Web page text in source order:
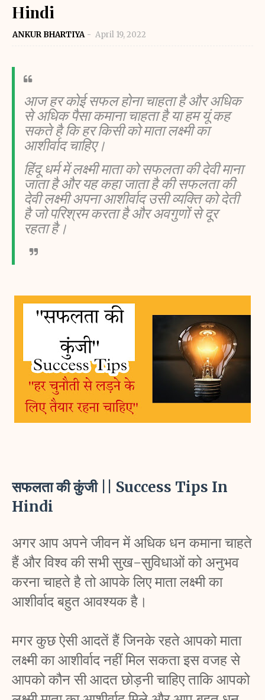
Hindi
ANKUR BHARTIYA April 19, 2022
आज हर कोई सफल होना चाहता है और अधिक
से अधिक पैसा कमाना चाहता है या हम यूं कह
सकते है कि हर किसी को माता लक्ष्मी का
आशीर्वाद चाहिए।
हिंदू धर्म में लक्ष्मी माता को सफलता की देवी माना
जाता है और यह कहा जाता है की सफलता की
देवी लक्ष्मी अपना आशीर्वाद उसी व्यक्ति को देती
है जो परिश्रम करता है और अवगुणों से दूर
रहता है।
सफलता की कुंजी || Success Tips In
Hindi
अगर आप अपने जीवन में अधिक धन कमाना चाहते
हैं और विश्व की सभी सुख-सुविधाओं को अनुभव
करना चाहते है तो आपके लिए माता लक्ष्मी का
आशीर्वाद बहुत आवश्यक है।
मगर कुछ ऐसी आदतें हैं जिनके रहते आपको माता
लक्ष्मी का आशीर्वाद नहीं मिल सकता इस वजह से
आपको कौन सी आदत छोड़नी चाहिए ताकि आपको